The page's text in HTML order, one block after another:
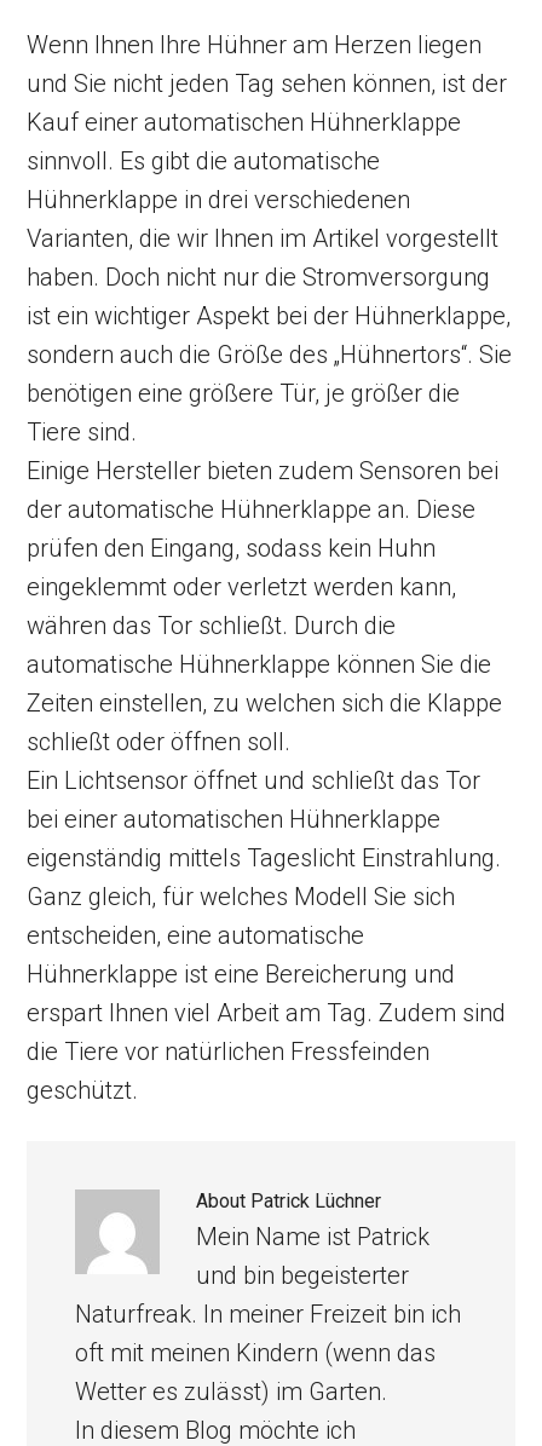
Wenn Ihnen Ihre Hühner am Herzen liegen
und Sie nicht jeden Tag sehen können, ist der
Kauf einer automatischen Hühnerklappe
sinnvoll. Es gibt die automatische
Hühnerklappe in drei verschiedenen
Varianten, die wir Ihnen im Artikel vorgestellt
haben. Doch nicht nur die Stromversorgung
ist ein wichtiger Aspekt bei der Hühnerklappe,
sondern auch die Größe des „Hühnertors“. Sie
benötigen eine größere Tür, je größer die
Tiere sind.
Einige Hersteller bieten zudem Sensoren bei
der automatische Hühnerklappe an. Diese
prüfen den Eingang, sodass kein Huhn
eingeklemmt oder verletzt werden kann,
währen das Tor schließt. Durch die
automatische Hühnerklappe können Sie die
Zeiten einstellen, zu welchen sich die Klappe
schließt oder öffnen soll.
Ein Lichtsensor öffnet und schließt das Tor
bei einer automatischen Hühnerklappe
eigenständig mittels Tageslicht Einstrahlung.
Ganz gleich, für welches Modell Sie sich
entscheiden, eine automatische
Hühnerklappe ist eine Bereicherung und
erspart Ihnen viel Arbeit am Tag. Zudem sind
die Tiere vor natürlichen Fressfeinden
geschützt.
About Patrick Lüchner
Mein Name ist Patrick
und bin begeisterter
Naturfreak. In meiner Freizeit bin ich
oft mit meinen Kindern (wenn das
Wetter es zulässt) im Garten.
In diesem Blog möchte ich